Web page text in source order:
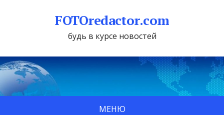
FOTOredactor.com
будь в курсе новостей
МЕНЮ